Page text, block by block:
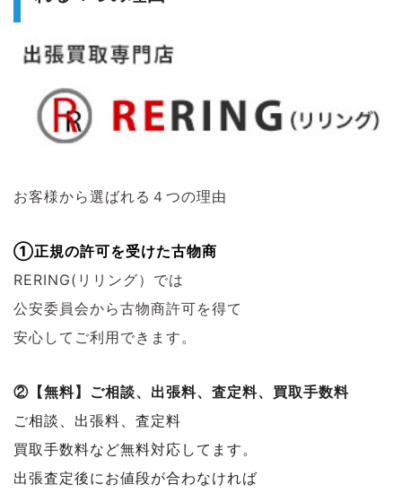
お客様から選ばれる４つの理由
①正規の許可を受けた古物商
RERING(リリング）では
公安委員会から古物商許可を得て
安心してご利用できます。
②【無料】ご相談、出張料、査定料、買取手数料
ご相談、出張料、査定料
買取手数料など無料対応してます。
出張査定後にお値段が合わなければ